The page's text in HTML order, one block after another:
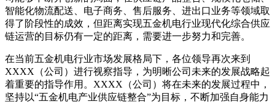
智能化物流配送、电子商务、售后服务、进出口业务等领域取
得了阶段性的成效，但距离实现五金机电行业现代化综合供应
链运营的目标仍有一定的距离，需要进一步努力和完善。
在当前五金机电行业市场发展格局下，各位领导再次来到
XXXX（公司）进行视察指导，为明晰公司未来的发展战略起
着重要的指导作用。XXXX（公司）将在未来的发展过程中，
坚持以“五金机电产业供应链整合”为目标，不断加强自身能力